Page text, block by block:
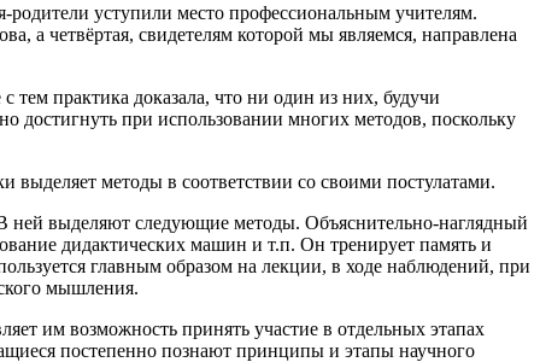
родители уступили место профессиональным учителям.
а четвёртая, свидетелям которой мы являемся, направлена
тем практика доказала, что ни один из них, будучи
достигнуть при использовании многих методов, поскольку
выделяет методы в соответствии со своими постулатами.
выделяют следующие методы. Объяснительно-наглядный
дидактических машин и т.п. Он тренирует память и
главным образом на лекции, в ходе наблюдений, при
мышления.
им возможность принять участие в отдельных этапах
постепенно познают принципы и этапы научного